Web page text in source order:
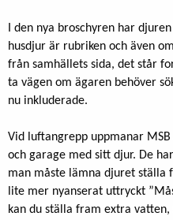
I den nya broschyren har
husdjur är rubriken och även
från samhällets sida, det står
ta vägen om ägaren behöver
nu inkluderade.
Vid luftangrepp uppmanar
och garage med sitt djur. De
man måste lämna djuret ställa
lite mer nyanserat uttryckt
kan du ställa fram extra